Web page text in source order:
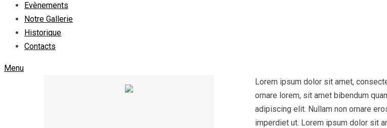
Evènements
Notre Gallerie
Historique
Contacts
Menu
Lorem ipsum dolor sit amet,
ornare lorem, sit amet bibendum
adipiscing elit. Nullam non ornare
imperdiet ut. Lorem ipsum dolor sit